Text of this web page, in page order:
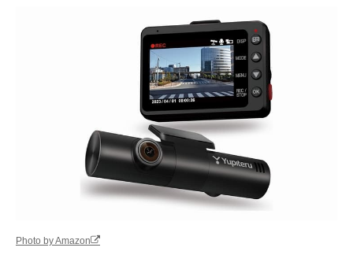
Photo by Amazon